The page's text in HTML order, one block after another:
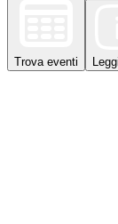
Trova eventi Leggi